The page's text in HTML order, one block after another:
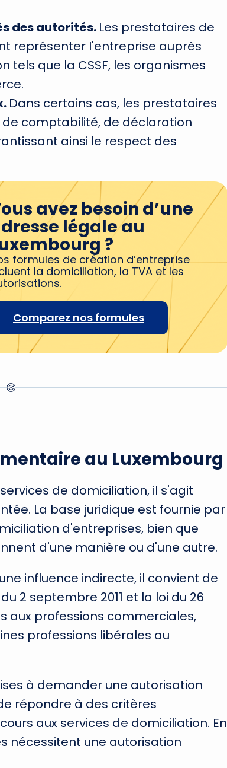
des autorités. Les prestataires de
représenter l'entreprise auprès
que la CSSF, les organismes
Dans certains cas, les prestataires
comptabilité, de déclaration
ainsi le respect des
avez besoin d’une
légale au
?
formules de création d’entreprise
la domiciliation, la TVA et les
Comparez nos formules
au Luxembourg
de domiciliation, il s'agit
La base juridique est fournie par
d'entreprises, bien que
d'une manière ou d'une autre.
influence indirecte, il convient de
2 septembre 2011 et la loi du 26
aux professions commerciales,
professions libérales au
à demander une autorisation
répondre à des critères
aux services de domiciliation. En
nécessitent une autorisation